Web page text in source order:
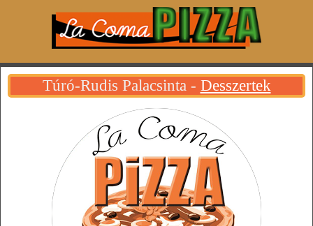
Túró-Rudis Palacsinta - Desszertek